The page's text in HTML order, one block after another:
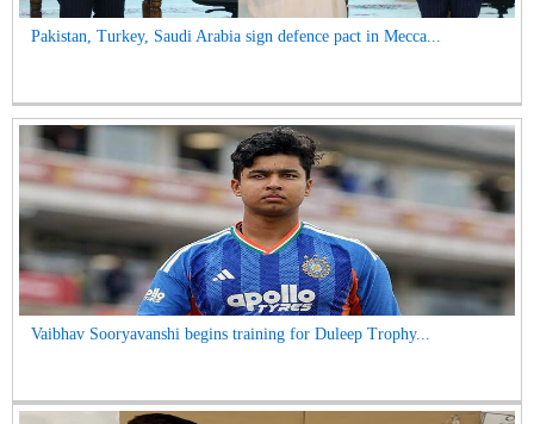
Pakistan, Turkey, Saudi Arabia sign defence pact in Mecca...
Vaibhav Sooryavanshi begins training for Duleep Trophy...